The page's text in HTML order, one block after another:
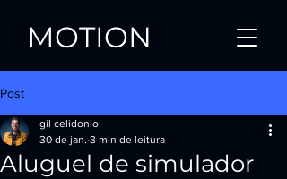
MOTION
Post
Aluguel de simulador
gil celidonio
30 de jan. 3 min de leitura